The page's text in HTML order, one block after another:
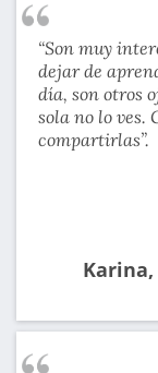
“Son muy
dejar de
día, son otros
sola no lo ves.
compartirlas”.
Karina,